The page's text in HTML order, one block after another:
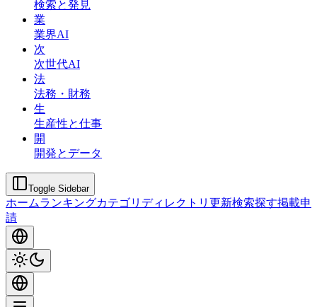
検索と発見
業
業界AI
次
次世代AI
法
法務・財務
生
生産性と仕事
開
開発とデータ
Toggle Sidebar
ホームランキングカテゴリ ディレクトリ 更新検索探す掲載申
請